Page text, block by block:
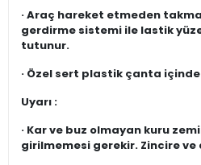
· Araç hareket etmeden
gerdirme sistemi ile lastik
tutunur.
· Özel sert plastik çanta
Uyarı :
· Kar ve buz olmayan kuru
girilmemesi gerekir. Zincire